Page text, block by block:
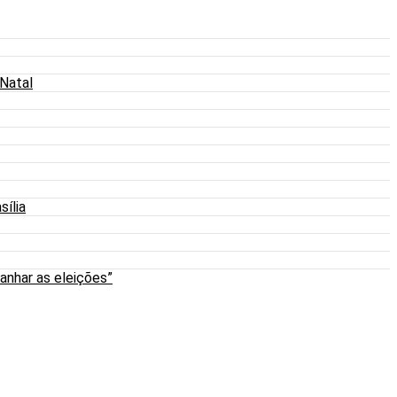
as eleições”